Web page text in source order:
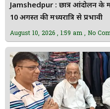
Jamshedpur : छात्र आंदोलन के
10 अगस्त की मध्यरात्रि से प्रभावी
August 10, 2026 1:59 am No